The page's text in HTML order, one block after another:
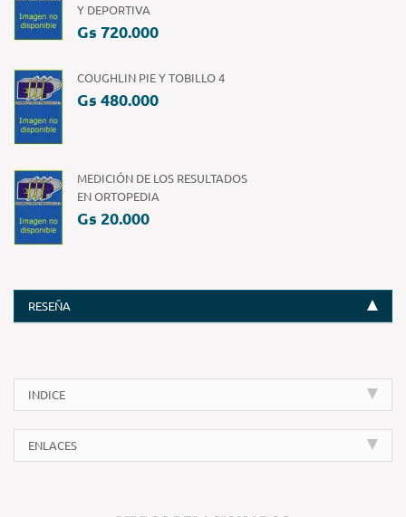
Y DEPORTIVA
Gs 720.000
COUGHLIN PIE Y TOBILLO 4
Gs 480.000
MEDICIÓN DE LOS RESULTADOS
EN ORTOPEDIA
Gs 20.000
RESEÑA
INDICE
ENLACES